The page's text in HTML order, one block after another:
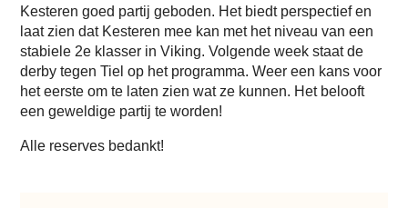
Kesteren goed partij geboden. Het biedt perspectief en
laat zien dat Kesteren mee kan met het niveau van een
stabiele 2e klasser in Viking. Volgende week staat de
derby tegen Tiel op het programma. Weer een kans voor
het eerste om te laten zien wat ze kunnen. Het belooft
een geweldige partij te worden!
Alle reserves bedankt!